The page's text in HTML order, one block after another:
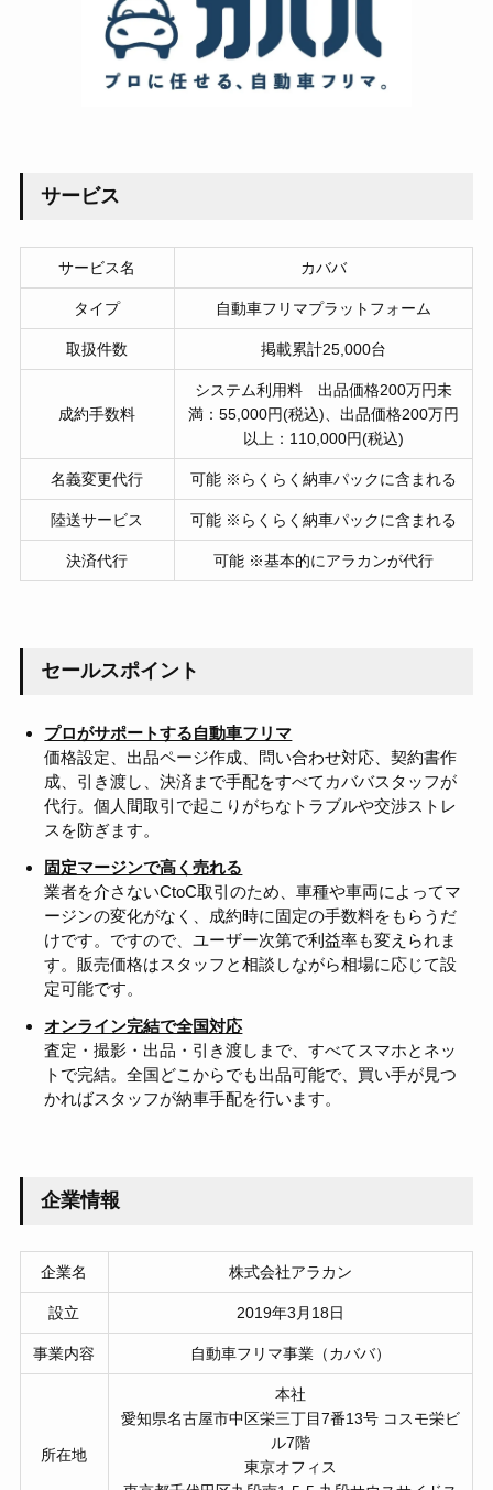
サービス
サービス名 カババ
タイプ 自動車フリマプラットフォーム
取扱件数 掲載累計25,000台
成約手数料
システム利用料 出品価格200万円未
満：55,000円(税込)、出品価格200万円
以上：110,000円(税込)
名義変更代行 可能 ※らくらく納車パックに含まれる
陸送サービス 可能 ※らくらく納車パックに含まれる
決済代行 可能 ※基本的にアラカンが代行
セールスポイント
プロがサポートする自動車フリマ
価格設定、出品ページ作成、問い合わせ対応、契約書作
成、引き渡し、決済まで手配をすべてカババスタッフが
代行。個人間取引で起こりがちなトラブルや交渉ストレ
スを防ぎます。
固定マージンで高く売れる
業者を介さないCtoC取引のため、車種や車両によってマ
ージンの変化がなく、成約時に固定の手数料をもらうだ
けです。ですので、ユーザー次第で利益率も変えられま
す。販売価格はスタッフと相談しながら相場に応じて設
定可能です。
オンライン完結で全国対応
査定・撮影・出品・引き渡しまで、すべてスマホとネッ
トで完結。全国どこからでも出品可能で、買い手が見つ
かればスタッフが納車手配を行います。
企業情報
企業名 株式会社アラカン
設立 2019年3月18日
事業内容 自動車フリマ事業（カババ）
所在地
本社
愛知県名古屋市中区栄三丁目7番13号 コスモ栄ビ
ル7階
東京オフィス